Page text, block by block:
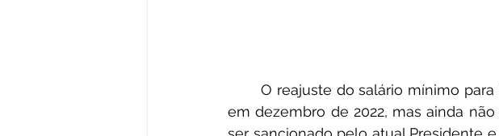
em dezembro de 2022, mas ainda